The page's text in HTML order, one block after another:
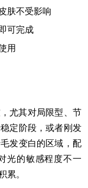
肤不受影响
可完成
用
尤其对局限型、节
定阶段，或者刚发
发变白的区域，配
光的敏感程度不一
累。